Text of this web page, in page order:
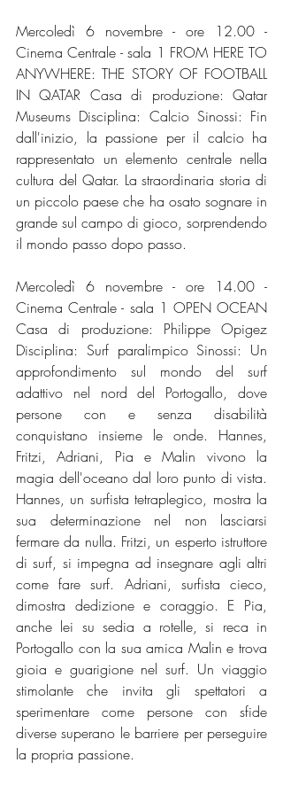
Mercoledì 6 novembre - ore 12.00 -
Cinema Centrale - sala 1 FROM HERE TO
ANYWHERE: THE STORY OF FOOTBALL
IN QATAR Casa di produzione: Qatar
Museums Disciplina: Calcio Sinossi: Fin
dall'inizio, la passione per il calcio ha
rappresentato un elemento centrale nella
cultura del Qatar. La straordinaria storia di
un piccolo paese che ha osato sognare in
grande sul campo di gioco, sorprendendo
il mondo passo dopo passo.
Mercoledì 6 novembre - ore 14.00 -
Cinema Centrale - sala 1 OPEN OCEAN
Casa di produzione: Philippe Opigez
Disciplina: Surf paralimpico Sinossi: Un
approfondimento sul mondo del surf
adattivo nel nord del Portogallo, dove
persone con e senza disabilità
conquistano insieme le onde. Hannes,
Fritzi, Adriani, Pia e Malin vivono la
magia dell'oceano dal loro punto di vista.
Hannes, un surfista tetraplegico, mostra la
sua determinazione nel non lasciarsi
fermare da nulla. Fritzi, un esperto istruttore
di surf, si impegna ad insegnare agli altri
come fare surf. Adriani, surfista cieco,
dimostra dedizione e coraggio. E Pia,
anche lei su sedia a rotelle, si reca in
Portogallo con la sua amica Malin e trova
gioia e guarigione nel surf. Un viaggio
stimolante che invita gli spettatori a
sperimentare come persone con sfide
diverse superano le barriere per perseguire
la propria passione.